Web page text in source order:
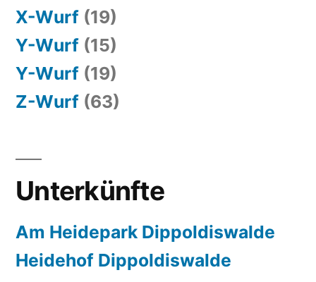
X-Wurf (19)
Y-Wurf (15)
Y-Wurf (19)
Z-Wurf (63)
Unterkünfte
Am Heidepark Dippoldiswalde
Heidehof Dippoldiswalde